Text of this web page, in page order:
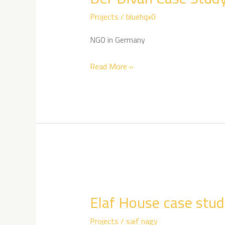
Projects/bluehqx0
NGO in Germany
Study
Read More »
Elaf House case
Projects/saif nagy
case
study